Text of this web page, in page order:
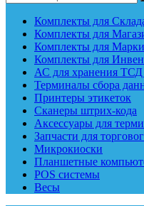
Комплекты для
Комплекты для
Комплекты для
Комплекты для
АС для хранения
Терминалы сбора
Принтеры этикеток
Сканеры штрих-кода
Аксессуары для
Запчасти для
Микрокиоски
Планшетные
POS системы
Весы